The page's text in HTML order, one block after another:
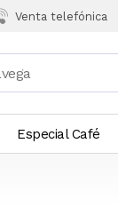
Venta telefónica
Especial Café